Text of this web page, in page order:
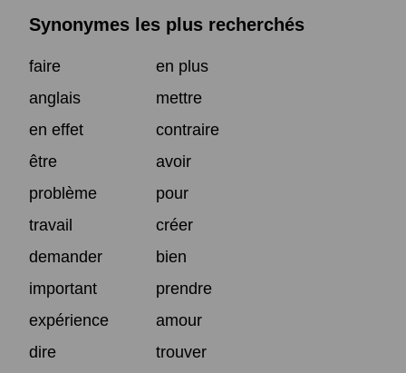
Synonymes les plus recherchés
faire
en plus
anglais
mettre
en effet
contraire
être
avoir
problème
pour
travail
créer
demander
bien
important
prendre
expérience
amour
dire
trouver